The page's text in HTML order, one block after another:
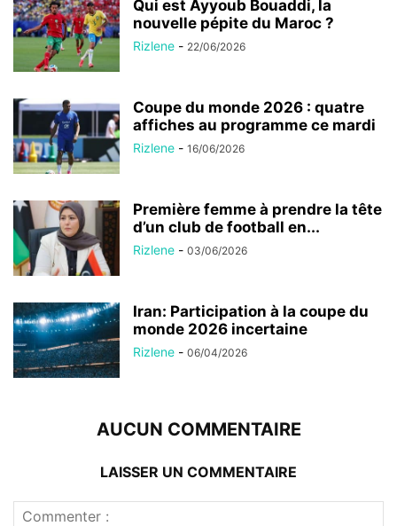
Qui est Ayyoub Bouaddi, la
nouvelle pépite du Maroc ?
Rizlene - 22/06/2026
Coupe du monde 2026 : quatre
affiches au programme ce mardi
Rizlene - 16/06/2026
Première femme à prendre la tête
d’un club de football en...
Rizlene - 03/06/2026
Iran: Participation à la coupe du
monde 2026 incertaine
Rizlene - 06/04/2026
AUCUN COMMENTAIRE
LAISSER UN COMMENTAIRE